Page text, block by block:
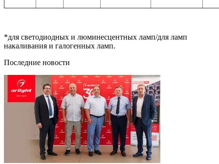
*для светодиодных и люминесцентных ламп/для ламп
накаливания и галогенных ламп.
Последние новости